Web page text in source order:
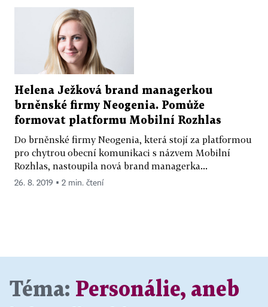
Helena Ježková brand managerkou
brněnské firmy Neogenia. Pomůže
formovat platformu Mobilní Rozhlas
Do brněnské firmy Neogenia, která stojí za platformou
pro chytrou obecní komunikaci s názvem Mobilní
Rozhlas, nastoupila nová brand managerka...
26. 8. 2019 ▪ 2 min. čtení
Téma: Personálie, aneb